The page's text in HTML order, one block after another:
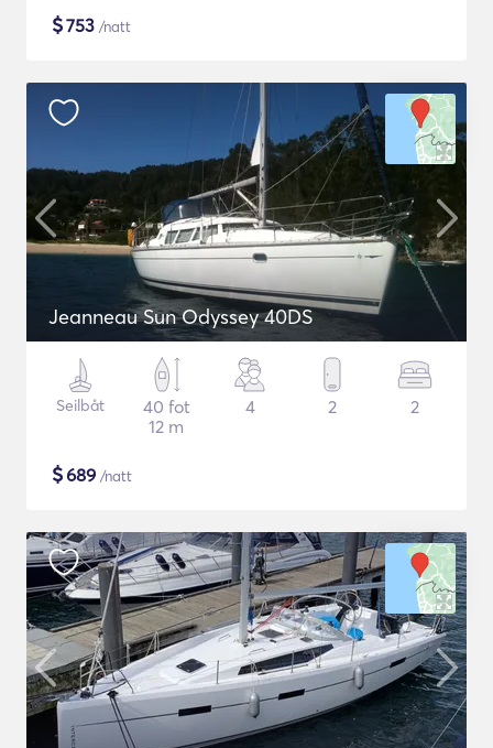
$753 /natt
Jeanneau Sun Odyssey 40DS
Seilbåt
40 fot
12 m
4 2 2
$689 /natt